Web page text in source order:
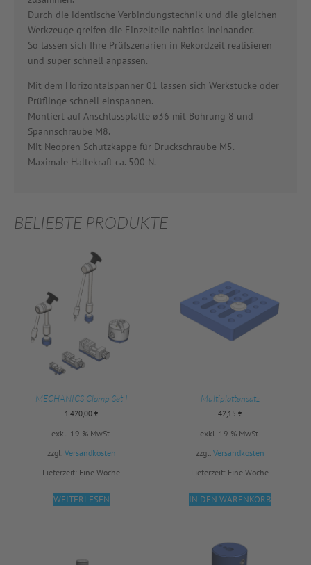
Durch die identische Verbindungstechnik und die gleichen
Werkzeuge greifen die Einzelteile nahtlos ineinander.
So lassen sich Ihre Prüfszenarien in Rekordzeit realisieren
und super schnell anpassen.
Mit dem Horizontalspanner 01 lassen sich Werkstücke oder
Prüflinge schnell einspannen.
Montiert auf Anschlussplatte ø36 mit Bohrung 8 und
Spannschraube M8.
Mit Neopren Schutzkappe für Druckschraube M5.
Maximale Haltekraft ca. 500 N.
BELIEBTE PRODUKTE
MECHANICS Clamp Set I
1.420,00 €
exkl. 19 % MwSt.
zzgl. Versandkosten
Lieferzeit: Eine Woche
WEITERLESEN
Multiplattensatz
42,15 €
exkl. 19 % MwSt.
zzgl. Versandkosten
Lieferzeit: Eine Woche
IN DEN WARENKORB